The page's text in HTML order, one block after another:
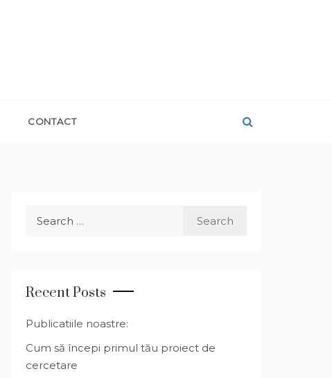
CONTACT
Recent Posts
Publicatiile noastre:
Cum să începi primul tău proiect de
cercetare